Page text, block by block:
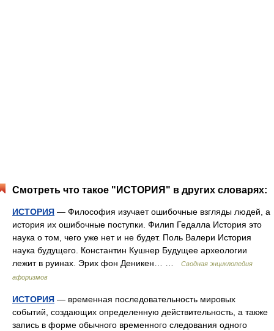
Смотреть что такое "ИСТОРИЯ" в других словарях:
ИСТОРИЯ — Философия изучает ошибочные взгляды людей, а
история их ошибочные поступки. Филип Гедалла История это
наука о том, чего уже нет и не будет. Поль Валери История
наука будущего. Константин Кушнер Будущее археологии
лежит в руинах. Эрих фон Деникен… …
Сводная энциклопедия
афоризмов
ИСТОРИЯ — временная последовательность мировых
событий, создающих определенную действительность, а также
запись в форме обычного временного следования одного